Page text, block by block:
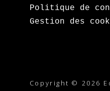
Politique de
Gestion des
Copyright © 2026